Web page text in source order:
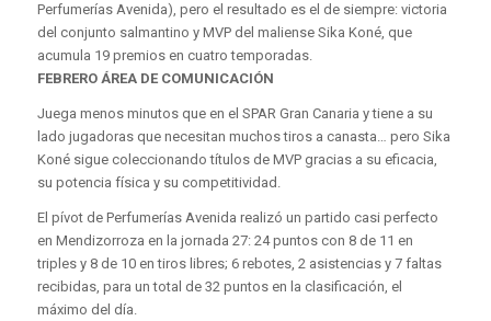
Perfumerías Avenida), pero el resultado es el de siempre: victoria
del conjunto salmantino y MVP del maliense Sika Koné, que
acumula 19 premios en cuatro temporadas.
FEBRERO ÁREA DE COMUNICACIÓN
Juega menos minutos que en el SPAR Gran Canaria y tiene a su
lado jugadoras que necesitan muchos tiros a canasta… pero Sika
Koné sigue coleccionando títulos de MVP gracias a su eficacia,
su potencia física y su competitividad.
El pívot de Perfumerías Avenida realizó un partido casi perfecto
en Mendizorroza en la jornada 27: 24 puntos con 8 de 11 en
triples y 8 de 10 en tiros libres; 6 rebotes, 2 asistencias y 7 faltas
recibidas, para un total de 32 puntos en la clasificación, el
máximo del día.